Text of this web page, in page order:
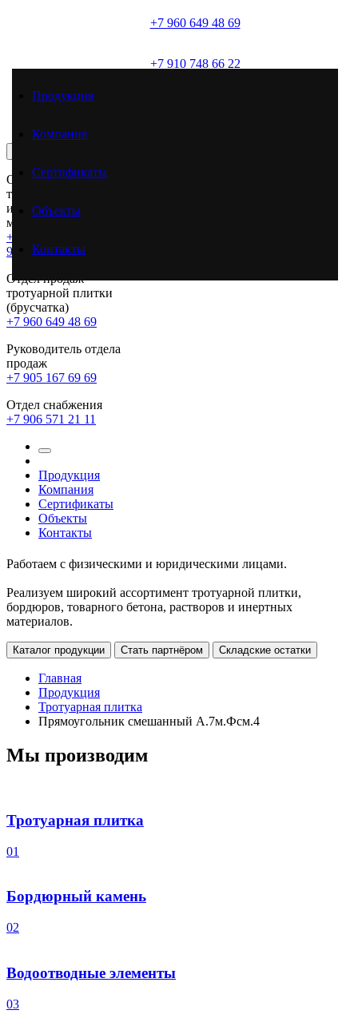
+7 960 649 48 69
+7 910 748 66 22
Отдел продаж
товарного бетона и
инертных
материалов
+7 910 748 66 22
961 625 51 46
Отдел продаж
тротуарной плитки
(брусчатка)
+7 960 649 48 69
Руководитель отдела
продаж
+7 905 167 69 69
Отдел снабжения
+7 906 571 21 11
Продукция
Компания
Сертификаты
Объекты
Контакты
Продукция
Компания
Сертификаты
Объекты
Контакты
Работаем с физическими и юридическими лицами.
Реализуем широкий ассортимент тротуарной плитки,
бордюров, товарного бетона, растворов и инертных
материалов.
Каталог продукции Стать партнёром Складские остатки
Главная
Продукция
Тротуарная плитка
Прямоугольник смешанный А.7м.Фсм.4
Мы производим
Тротуарная плитка
01
Бордюрный камень
02
Водоотводные элементы
03